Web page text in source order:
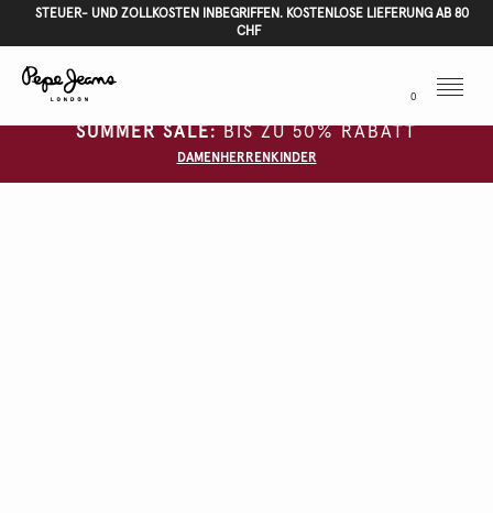
STEUER- UND ZOLLKOSTEN INBEGRIFFEN. KOSTENLOSE LIEFERUNG AB 80
CHF
0
Menu
SUMMER SALE:BIS ZU 50% RABATT
DAMEN HERREN KINDER